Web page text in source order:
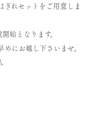
ぎれセットをご用意しま
始となります。
にお越し下さいませ。